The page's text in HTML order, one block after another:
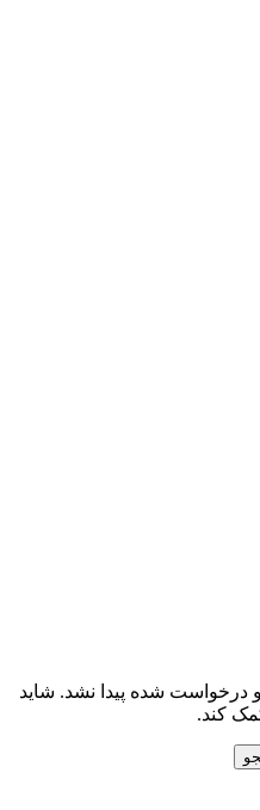
درخواست شده پیدا نشد. شاید
کند.